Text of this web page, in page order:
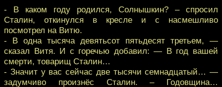
- В каком году родился, Солнышкин? – спросил
Сталин, откинулся в кресле и с насмешливо
посмотрел на Витю.
- В одна тысяча девятьсот пятьдесят третьем, —
сказал Витя. И с горечью добавил: — В год вашей
смерти, товарищ Сталин…
- Значит у вас сейчас две тысячи семнадцатый… —
задумчиво произнёс Сталин. – Годовщина…